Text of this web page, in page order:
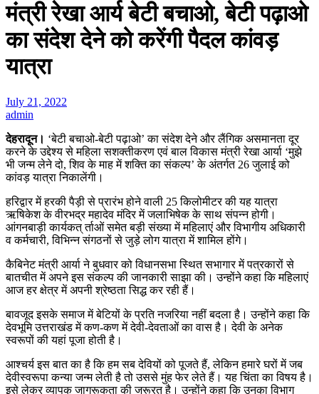
मंत्री रेखा आर्य बेटी बचाओ, बेटी पढ़ाओ
का संदेश देने को करेंगी पैदल कांवड़
यात्रा
July 21, 2022
admin
देहरादून। ‘बेटी बचाओ-बेटी पढ़ाओ’ का संदेश देने और लैंगिक असमानता दूर
करने के उद्देश्य से महिला सशक्तीकरण एवं बाल विकास मंत्री रेखा आर्या ‘मुझे
भी जन्म लेने दो, शिव के माह में शक्ति का संकल्प’ के अंतर्गत 26 जुलाई को
कांवड़ यात्रा निकालेंगी।
हरिद्वार में हरकी पैड़ी से प्रारंभ होने वाली 25 किलोमीटर की यह यात्रा
ऋषिकेश के वीरभद्र महादेव मंदिर में जलाभिषेक के साथ संपन्न होगी।
आंगनबाड़ी कार्यकत् र्ताओं समेत बड़ी संख्या में महिलाएं और विभागीय अधिकारी
व कर्मचारी, विभिन्न संगठनों से जुड़े लोग यात्रा में शामिल होंगे।
कैबिनेट मंत्री आर्या ने बुधवार को विधानसभा स्थित सभागार में पत्रकारों से
बातचीत में अपने इस संकल्प की जानकारी साझा की। उन्होंने कहा कि महिलाएं
आज हर क्षेत्र में अपनी श्रेष्ठता सिद्ध कर रही हैं।
बावजूद इसके समाज में बेटियों के प्रति नजरिया नहीं बदला है। उन्होंने कहा कि
देवभूमि उत्तराखंड में कण-कण में देवी-देवताओं का वास है। देवी के अनेक
स्वरूपों की यहां पूजा होती है।
आश्चर्य इस बात का है कि हम सब देवियों को पूजते हैं, लेकिन हमारे घरों में जब
देवीस्वरूपा कन्या जन्म लेती है तो उससे मुंह फेर लेते हैं। यह चिंता का विषय है।
इसे लेकर व्यापक जागरूकता की जरूरत है। उन्होंने कहा कि उनका विभाग